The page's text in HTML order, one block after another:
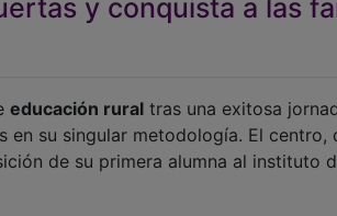
educación ruraltras una exitosa
su singular metodología. El centro,
(